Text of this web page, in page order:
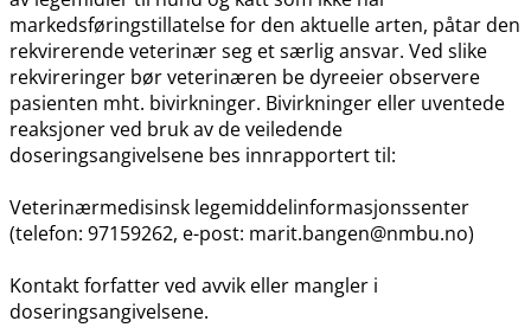
markedsføringstillatelse for den aktuelle arten, påtar den
rekvirerende veterinær seg et særlig ansvar. Ved slike
rekvireringer bør veterinæren be dyreeier observere
pasienten mht. bivirkninger. Bivirkninger eller uventede
reaksjoner ved bruk av de veiledende
doseringsangivelsene bes innrapportert til:
Veterinærmedisinsk legemiddelinformasjonssenter
(telefon: 97159262, e-post: marit.bangen@nmbu.no)
Kontakt forfatter ved avvik eller mangler i
doseringsangivelsene.